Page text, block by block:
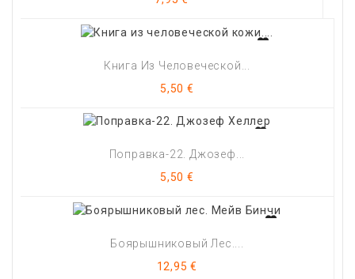
Книга Из Человеческой...
Цена
5,50 €
Поправка-22. Джозеф...
Цена
5,50 €
Боярышниковый Лес....
Цена
12,95 €